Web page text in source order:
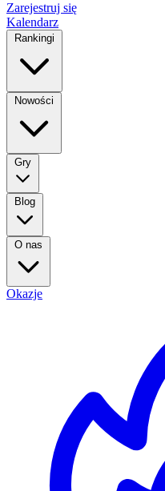
Zarejestruj się
Kalendarz
Rankingi
Nowości
Gry
Blog
O nas
Okazje